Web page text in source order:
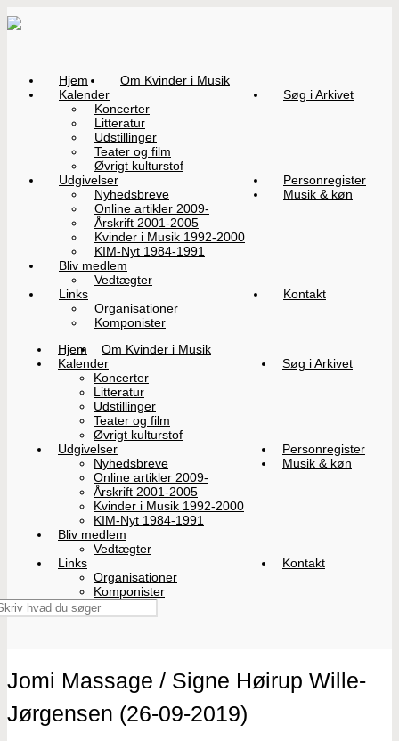
Hjem
Om Kvinder i Musik
Kalender
Koncerter
Litteratur
Udstillinger
Teater og film
Øvrigt kulturstof
Søg i Arkivet
Udgivelser
Nyhedsbreve
Online artikler 2009-
Årskrift 2001-2005
Kvinder i Musik 1992-2000
KIM-Nyt 1984-1991
Personregister
Musik & køn
Bliv medlem
Vedtægter
Links
Organisationer
Komponister
Kontakt
Hjem
Om Kvinder i Musik
Kalender
Koncerter
Litteratur
Udstillinger
Teater og film
Øvrigt kulturstof
Søg i Arkivet
Udgivelser
Nyhedsbreve
Online artikler 2009-
Årskrift 2001-2005
Kvinder i Musik 1992-2000
KIM-Nyt 1984-1991
Personregister
Musik & køn
Bliv medlem
Vedtægter
Links
Organisationer
Komponister
Kontakt
Jomi Massage / Signe Høirup Wille-
Jørgensen (26-09-2019)